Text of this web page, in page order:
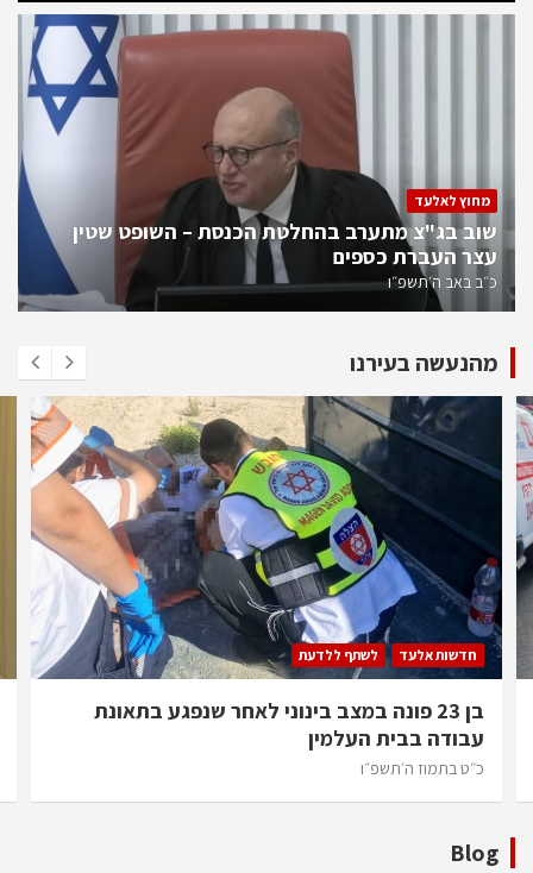
מחוץ לאלעד
שוב בג"צ מתערב בהחלטת הכנסת – השופט שטין
עצר העברת כספים
כ״ב באב ה׳תשפ״ו
מהנעשה בעירנו
חדשות אלעד לשתף ללדעת
בן 23 פונה במצב בינוני לאחר שנפגע בתאונת
עבודה בבית העלמין
כ״ט בתמוז ה׳תשפ״ו
Blog